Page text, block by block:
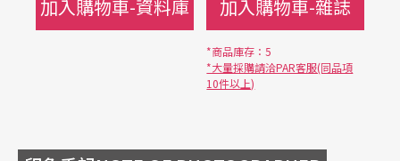
加入購物車-資料庫 加入購物車-雜誌
*商品庫存：5
*大量採購請洽PAR客服(同品項
10件以上)